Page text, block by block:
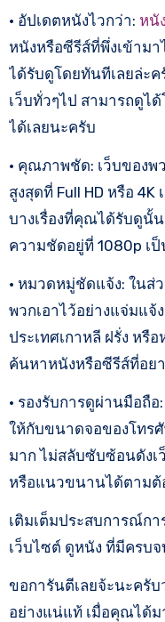
• อัปเดตหนังไวกว่า: หนั
หนังหรือซีรีส์ที่พึ่งเข้าม
ได้รับดูโดยทันทีเลยล่ะ
เว็บทั่วๆไป สามารถดูไ
ได้เลยนะครับ
• คุณภาพชัด: เว็บของพ
สูงสุดที่ Full HD หรือ
บางเรื่องที่คุณได้รับดูนั้
ความชัดอยู่ที่ 1080p เ
• หมวดหมู่ชัดแจ้ง: ในส่
พวกเอาไว้อย่างแจ่มแจ้
ประเทศเกาหลี ฝรั่ง หรื
ค้นหาหนังหรือซีรีส์ที่อย
• รองรับการดูผ่านมือถื
ให้กับขนาดจอของโทร
มาก ไม่สลับซับซ้อนดัง
หรือแนวขนานได้ตามต้
เติมเต็มประสบการณ์ก
เว็บไซต์ ดูหนัง ที่มีครบ
ขอการันตีเลยจ้ะนะครั
อย่างแน่แท้ เมื่อคุณได้ม